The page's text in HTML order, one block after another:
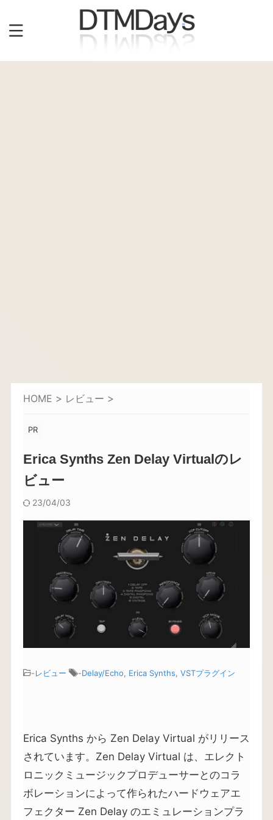
HOME > レビュー >
PR
Erica Synths Zen Delay Virtualのレ
ビュー
23/04/03
-レビュー -Delay/Echo, Erica Synths, VSTプラグイン
Erica Synths から Zen Delay Virtual がリリース
されています。Zen Delay Virtual は、エレクト
ロニックミュージックプロデューサーとのコラ
ボレーションによって作られたハードウェアエ
フェクター Zen Delay のエミュレーションプラ